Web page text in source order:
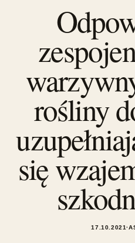
rośliny
się
17.10.2021·